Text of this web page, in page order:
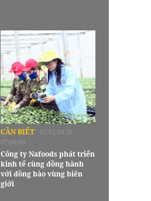
CẦN BIẾT
01/01/1970
07:00:00
Công ty Nafoods phát triển
kinh tế cùng đồng hành
với đồng bào vùng biên
giới